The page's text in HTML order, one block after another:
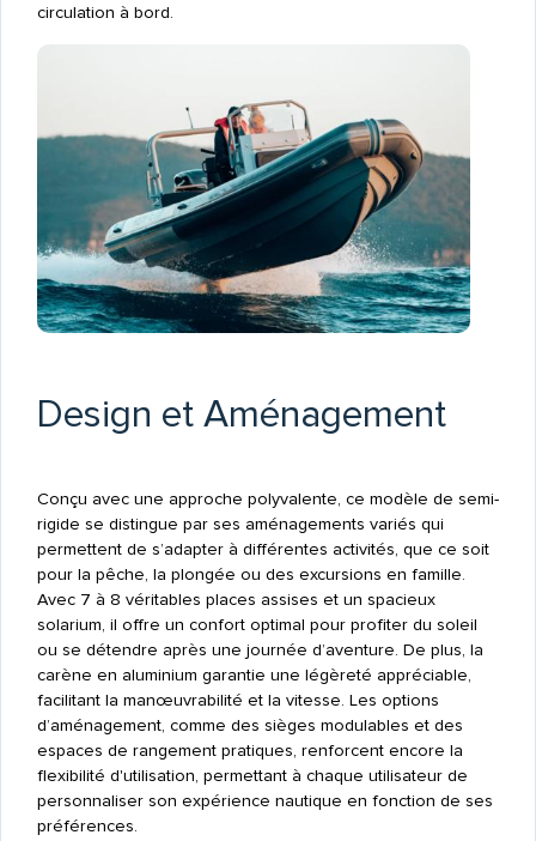
circulation à bord.
Design et Aménagement
Conçu avec une approche polyvalente, ce modèle de semi-
rigide se distingue par ses aménagements variés qui
permettent de s’adapter à différentes activités, que ce soit
pour la pêche, la plongée ou des excursions en famille.
Avec 7 à 8 véritables places assises et un spacieux
solarium, il offre un confort optimal pour profiter du soleil
ou se détendre après une journée d’aventure. De plus, la
carène en aluminium garantie une légèreté appréciable,
facilitant la manœuvrabilité et la vitesse. Les options
d’aménagement, comme des sièges modulables et des
espaces de rangement pratiques, renforcent encore la
flexibilité d'utilisation, permettant à chaque utilisateur de
personnaliser son expérience nautique en fonction de ses
préférences.